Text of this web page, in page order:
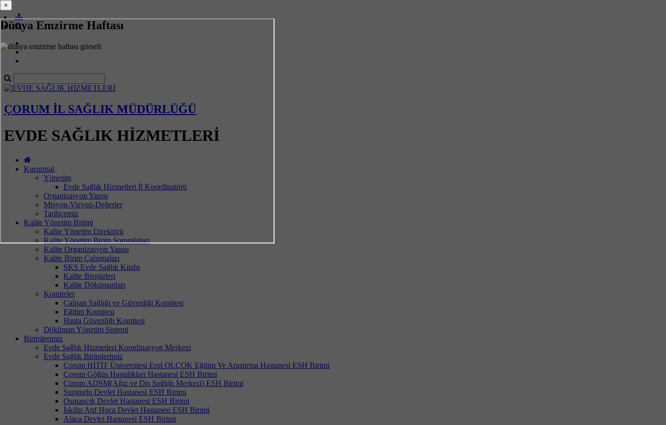
Dünya Emzirme Haftası
ÇORUM İL SAĞLIK MÜDÜRLÜĞÜ
EVDE SAĞLIK HİZMETLERİ
Kurumsal
Yönetim
Evde Sağlık Hizmetleri İl Koordinatörü
Organizasyon Yapısı
Misyon-Vizyon-Değerler
Tarihçemiz
Kalite Yönetim Birimi
Kalite Yönetim Direktörü
Kalite Yönetim Birim Sorumluları
Kalite Organizasyon Yapısı
Kalite Birim Çalışmaları
SKS Evde Sağlık Kitabı
Kalite Broşürleri
Kalite Dökümanları
Komiteler
Çalışan Sağlığı ve Güvenliği Komitesi
Eğitim Komitesi
Hasta Güvenliği Komitesi
Döküman Yönetim Sistemi
Birimlerimiz
Evde Sağlık Hizmetleri Koordinasyon Merkezi
Evde Sağlık Birimlerimiz
Çorum HİTİT Üniversitesi Erol OLÇOK Eğitim Ve Araştırma Hastanesi ESH Birimi
Çorum Göğüs Hastalıkları Hastanesi ESH Birimi
Çorum ADSM(Ağız ve Diş Sağlığı Merkezi) ESH Birimi
Sungurlu Devlet Hastanesi ESH Birimi
Osmancık Devlet Hastanesi ESH Birimi
İskilip Atıf Hoca Devlet Hastanesi ESH Birimi
Alaca Devlet Hastanesi ESH Birimi
×